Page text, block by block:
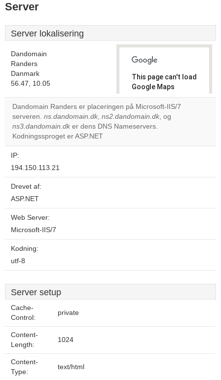
Server
Server lokalisering
Dandomain
Randers
Danmark
56.47, 10.05
This page can't load
Google Maps
correctly.
Do you
own this
Dandomain Randers er placeringen på Microsoft-IIS/7
serveren. ns.dandomain.dk, ns2.dandomain.dk, og
ns3.dandomain.dk er dens DNS Nameservers.
Kodningssproget er ASP.NET
IP:
194.150.113.21
Drevet af:
ASP.NET
Web Server:
Microsoft-IIS/7
Kodning:
utf-8
Server setup
Cache-
Control:
private
Content-
Length:
1024
Content-
Type:
text/html